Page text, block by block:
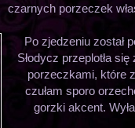
czarnych porzeczek
Po zjedzeniu został
Słodycz przeplotła
porzeczkami, które
czułam sporo
gorzki akcent.